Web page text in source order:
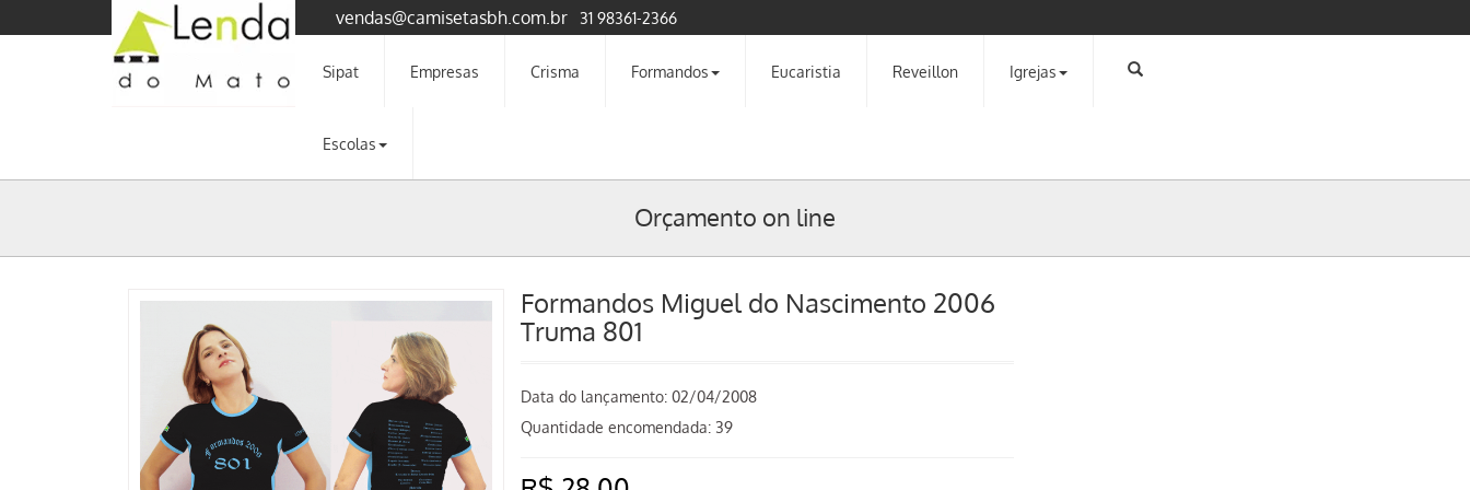
vendas@camisetasbh.com.br 31 98361-2366
Sipat Empresas Crisma Formandos Eucaristia Reveillon Igrejas
Escolas
Orçamento on line
Formandos Miguel do Nascimento 2006
Truma 801
Data do lançamento: 02/04/2008
Quantidade encomendada: 39